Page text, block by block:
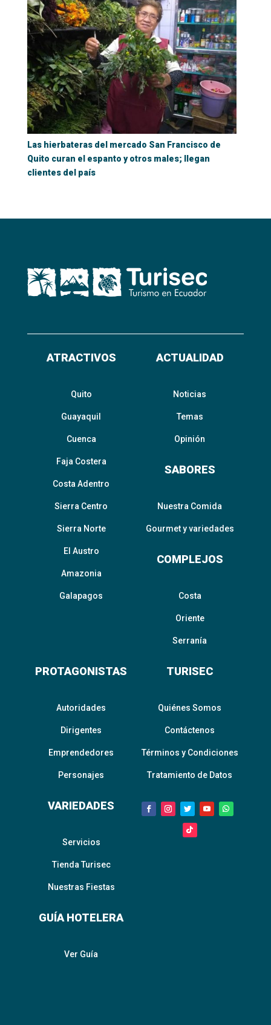
Las hierbateras del mercado San Francisco de
Quito curan el espanto y otros males; llegan
clientes del país
ATRACTIVOS
Quito
Guayaquil
Cuenca
Faja Costera
Costa Adentro
Sierra Centro
Sierra Norte
El Austro
Amazonia
Galapagos
ACTUALIDAD
Noticias
Temas
Opinión
SABORES
Nuestra Comida
Gourmet y variedades
COMPLEJOS
Costa
Oriente
Serranía
PROTAGONISTAS
Autoridades
Dirigentes
Emprendedores
Personajes
VARIEDADES
Servicios
Tienda Turisec
Nuestras Fiestas
GUÍA HOTELERA
Ver Guía
TURISEC
Quiénes Somos
Contáctenos
Términos y Condiciones
Tratamiento de Datos